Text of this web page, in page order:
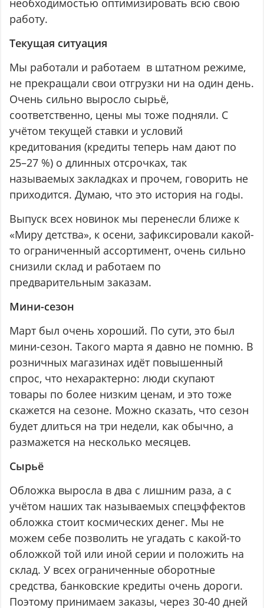
работу.
Текущая ситуация
Мы работали и работаем в штатном режиме,
не прекращали свои отгрузки ни на один день.
Очень сильно выросло сырьё,
соответственно, цены мы тоже подняли. С
учётом текущей ставки и условий
кредитования (кредиты теперь нам дают по
25–27 %) о длинных отсрочках, так
называемых закладках и прочем, говорить не
приходится. Думаю, что это история на годы.
Выпуск всех новинок мы перенесли ближе к
«Миру детства», к осени, зафиксировали какой-
то ограниченный ассортимент, очень сильно
снизили склад и работаем по
предварительным заказам.
Мини-сезон
Март был очень хороший. По сути, это был
мини-сезон. Такого марта я давно не помню. В
розничных магазинах идёт повышенный
спрос, что нехарактерно: люди скупают
товары по более низким ценам, и это тоже
скажется на сезоне. Можно сказать, что сезон
будет длиться на три недели, как обычно, а
размажется на несколько месяцев.
Сырьё
Обложка выросла в два с лишним раза, а с
учётом наших так называемых спецэффектов
обложка стоит космических денег. Мы не
можем себе позволить не угадать с какой-то
обложкой той или иной серии и положить на
склад. У всех ограниченные оборотные
средства, банковские кредиты очень дороги.
Поэтому принимаем заказы, через 30-40 дней